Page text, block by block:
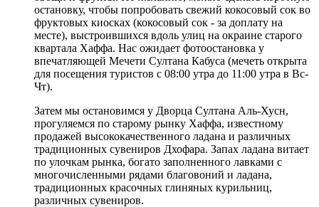
остановку, чтобы попробовать свежий кокосовый сок во
фруктовых киосках (кокосовый сок - за доплату на
месте), выстроившихся вдоль улиц на окраине старого
квартала Хаффа. Нас ожидает фотоостановка у
впечатляющей Мечети Султана Кабуса (мечеть открыта
для посещения туристов с 08:00 утра до 11:00 утра в Вс-
Чт).
Затем мы остановимся у Дворца Султана Аль-Хусн,
прогуляемся по старому рынку Хаффа, известному
продажей высококачественного ладана и различных
традиционных сувениров Дхофара. Запах ладана витает
по улочкам рынка, богато заполненного лавками с
многочисленными рядами благовоний и ладана,
традиционных красочных глиняных курильниц,
различных сувениров.